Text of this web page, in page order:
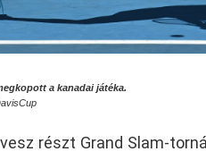
a kanadai játéka.
részt Grand Slam-